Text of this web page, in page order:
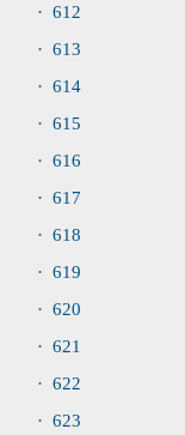
· 612
· 613
· 614
· 615
· 616
· 617
· 618
· 619
· 620
· 621
· 622
· 623